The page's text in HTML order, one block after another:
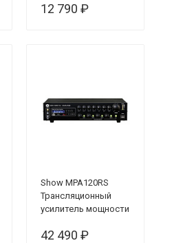
12 790 ₽
Show MPA120RS
Трансляционный
усилитель мощности
42 490 ₽